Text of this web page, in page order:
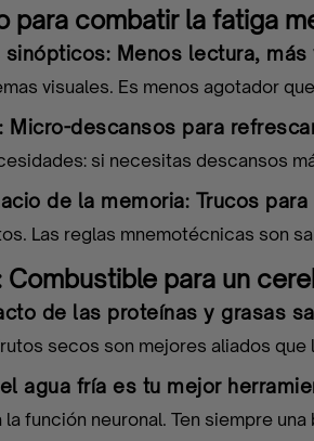
para combatir la fatiga
Menos lectura, más
visuales. Es menos agotador
Micro-descansos para
si necesitas descansos
de la memoria: Trucos
Las reglas mnemotécnicas son
Combustible para un
de las proteínas y grasas
secos son mejores aliados que
agua fría es tu mejor
función neuronal. Ten siempre una